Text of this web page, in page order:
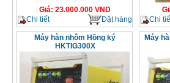
Giá: 23.000.000 VND
Chi tiết
Đặt hàng
Chi
Máy hàn nhôm Hồng ký
HKTIG300X
Máy